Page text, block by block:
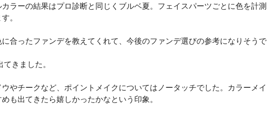
ラーの結果はプロ診断と同じくブルベ夏。フェイスパーツごとに色を計測
。
に合ったファンデを教えてくれて、今後のファンデ選びの参考になりそうで
きました。
やチークなど、ポイントメイクについてはノータッチでした。カラーメイ
も出てきたら嬉しかったかなという印象。